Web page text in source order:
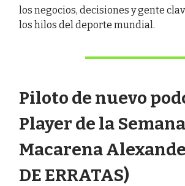
los negocios, decisiones y gente
los hilos del deporte mundial.
Piloto de nuevo
Player de la
Macarena
DE ERRATAS)